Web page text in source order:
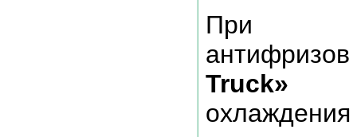
При
Truck»